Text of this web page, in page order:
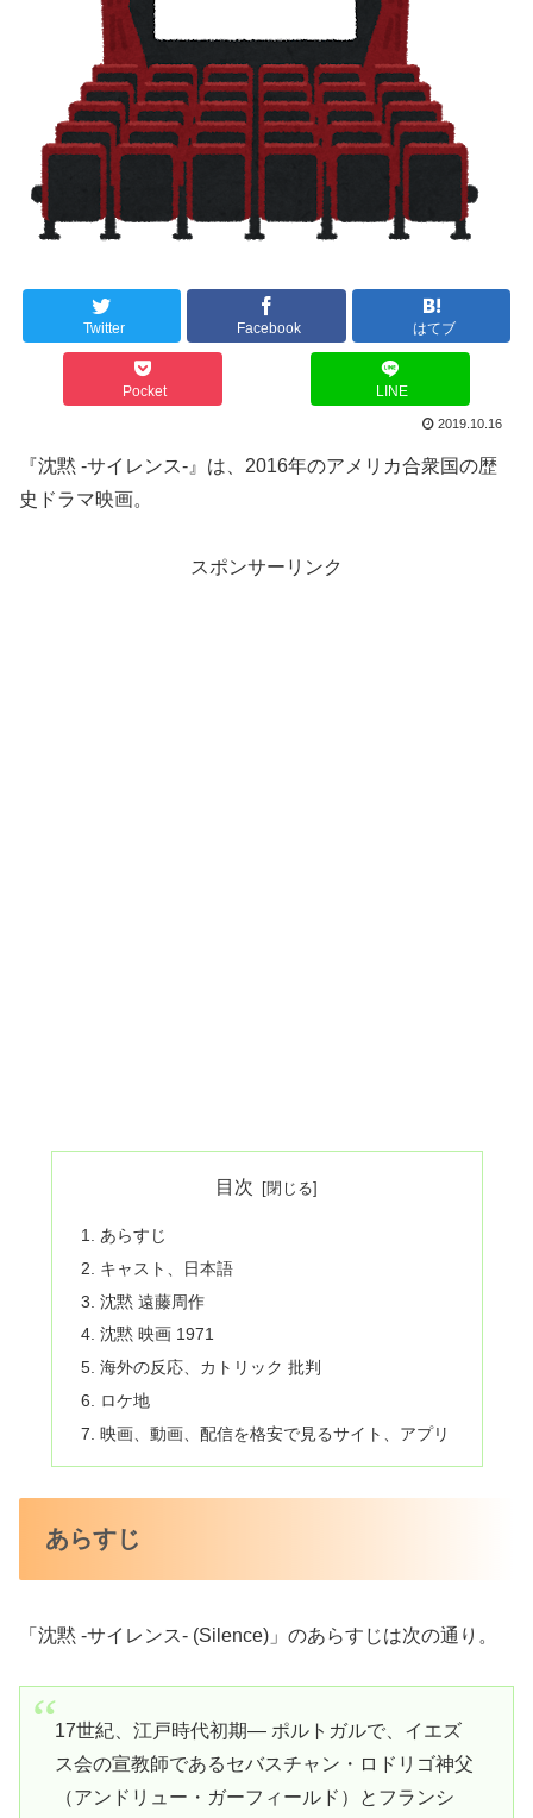
Twitter Facebook はてブ
Pocket LINE
2019.10.16
『沈黙 -サイレンス-』は、2016年のアメリカ合衆国の歴
史ドラマ映画。
スポンサーリンク
目次
あらすじ
キャスト、日本語
沈黙 遠藤周作
沈黙 映画 1971
海外の反応、カトリック 批判
ロケ地
映画、動画、配信を格安で見るサイト、アプリ
あらすじ
「沈黙 -サイレンス- (Silence)」のあらすじは次の通り。
17世紀、江戸時代初期― ポルトガルで、イエズ
ス会の宣教師であるセバスチャン・ロドリゴ神父
（アンドリュー・ガーフィールド）とフランシ